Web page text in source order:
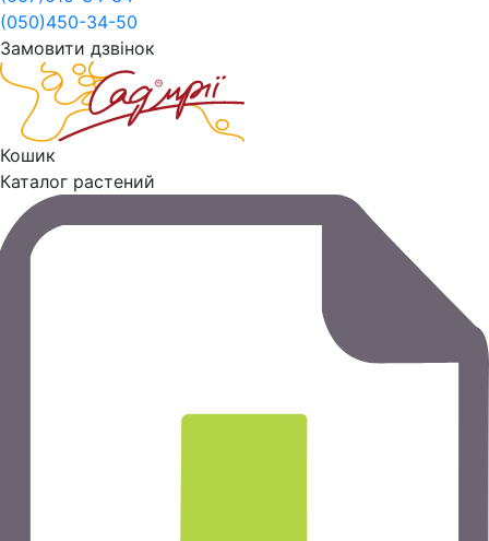
(050)450-34-50
Замовити дзвінок
Кошик
Каталог растений